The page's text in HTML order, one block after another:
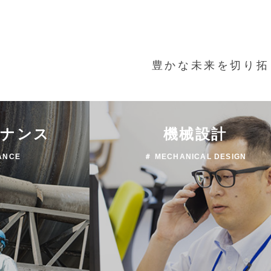
豊かな未来を切り
ンス 機械設計
＃ MECHANICAL DESIGN